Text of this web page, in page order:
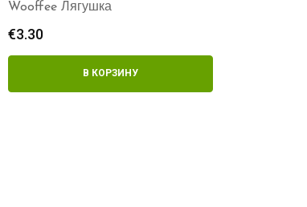
Wooffee Лягушка
€3.30
В КОРЗИНУ